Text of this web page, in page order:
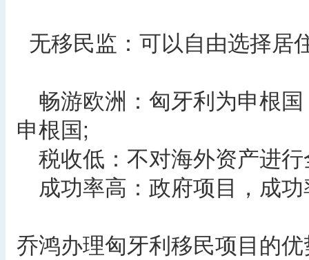
无移民监：可以自由选择居
畅游欧洲：匈牙利为申根
申根国;
税收低：不对海外资产进
成功率高：政府项目，成
乔鸿办理匈牙利移民项目的